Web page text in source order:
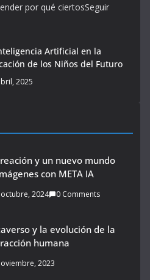
por qué ciertosSeguir
Artificial en la
de los Niños del Futuro
2025
y un nuevo mundo
con META IA
2024 0 Comments
y la evolución de la
humana
2023